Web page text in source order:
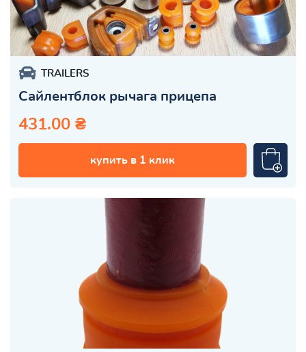
TRAILERS
Сайлентблок рычага прицепа
431.00 ₴
купить в 1 клик